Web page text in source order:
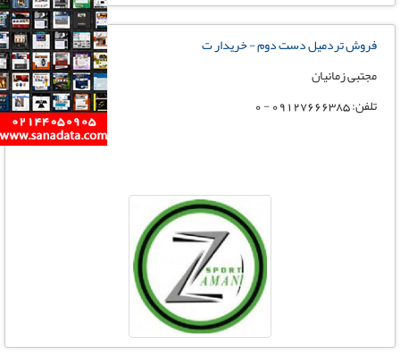
فروش تردمیل دست دوم - خریدار ت
مجتبی زمانیان
تلفن: 09127666385 - 0